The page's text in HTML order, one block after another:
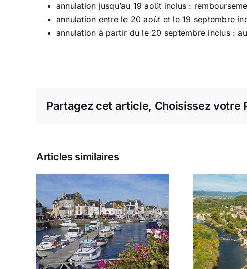
annulation jusqu’au 19 août inclus :
annulation entre le 20 août et le 19 septembre
annulation à partir du le 20 septembre inclus :
Partagez cet article, Choisissez votre
Articles similaires